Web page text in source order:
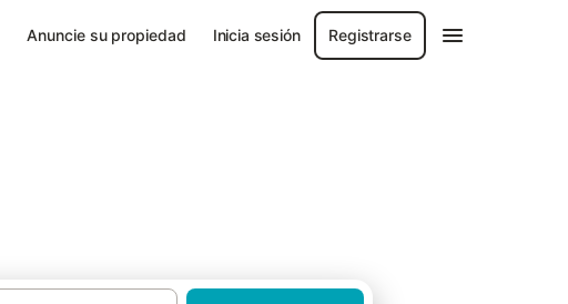
Anuncie su propiedad Inicia sesión Registrarse